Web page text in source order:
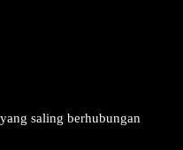
saling berhubungan